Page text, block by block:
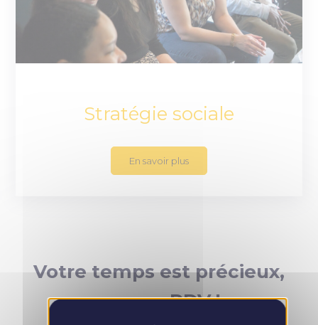
Stratégie sociale
En savoir plus
Votre temps est précieux,
prenez RDV !